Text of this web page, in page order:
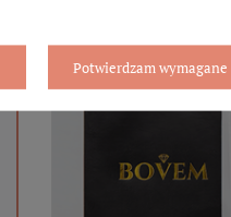
Potwierdzam wymagane